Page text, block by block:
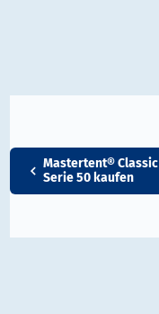
Mastertent® Classic
Serie 50 kaufen